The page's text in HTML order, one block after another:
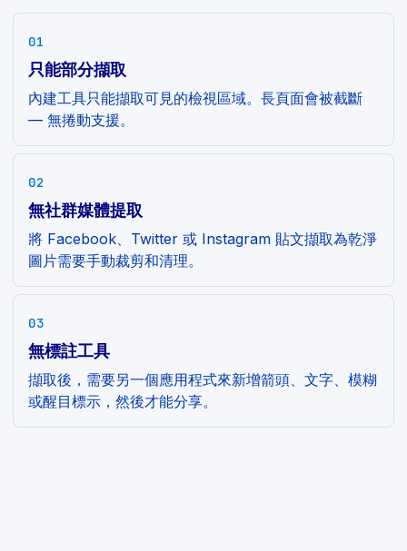
01
只能部分擷取
內建工具只能擷取可見的檢視區域。長頁面會被截斷
— 無捲動支援。
02
無社群媒體提取
將 Facebook、Twitter 或 Instagram 貼文擷取為乾淨
圖片需要手動裁剪和清理。
03
無標註工具
擷取後，需要另一個應用程式來新增箭頭、文字、模糊
或醒目標示，然後才能分享。